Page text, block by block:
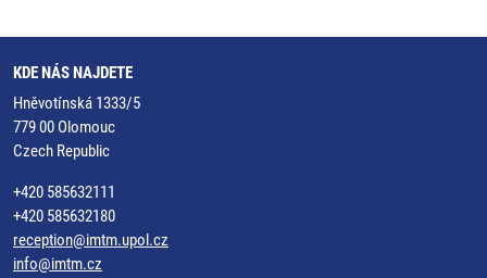
KDE NÁS NAJDETE
Hněvotínská 1333/5
779 00 Olomouc
Czech Republic
+420 585632111
+420 585632180
reception@imtm.upol.cz
info@imtm.cz